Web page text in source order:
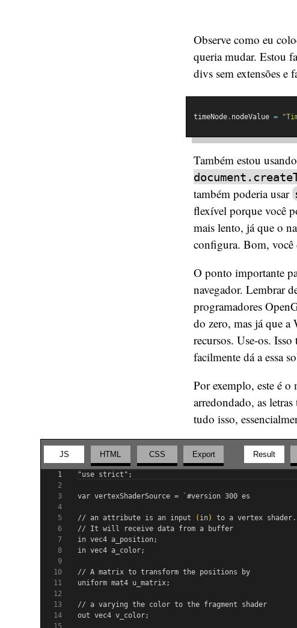
Observe como eu
queria mudar. Estou
divs sem extensões e
timeNode. nodeValue =
Também estou
também poderia usar
flexível porque você
mais lento, já que o
configura. Bom, você
O ponto importante
navegador. Lembrar
programadores
do zero, mas já que a
recursos. Use-os.
facilmente dá a essa
Por exemplo, este é
arredondado, as
tudo isso,